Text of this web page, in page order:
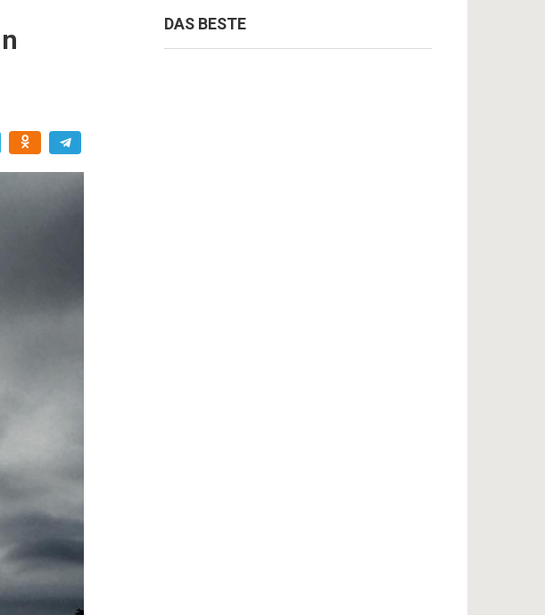
DAS BESTE